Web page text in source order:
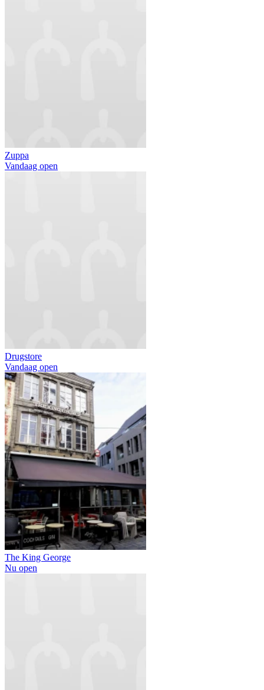
Zuppa
Vandaag open
Drugstore
Vandaag open
The King George
Nu open